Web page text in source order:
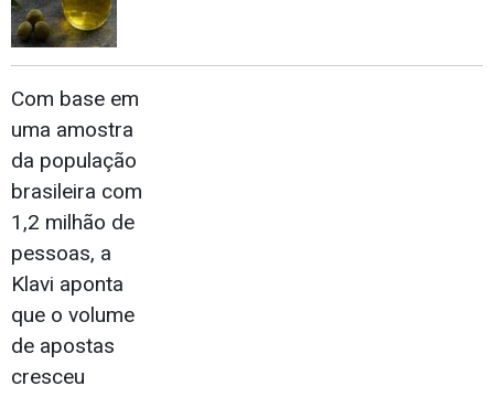
Com base em
uma amostra
da população
brasileira com
1,2 milhão de
pessoas, a
Klavi aponta
que o volume
de apostas
cresceu